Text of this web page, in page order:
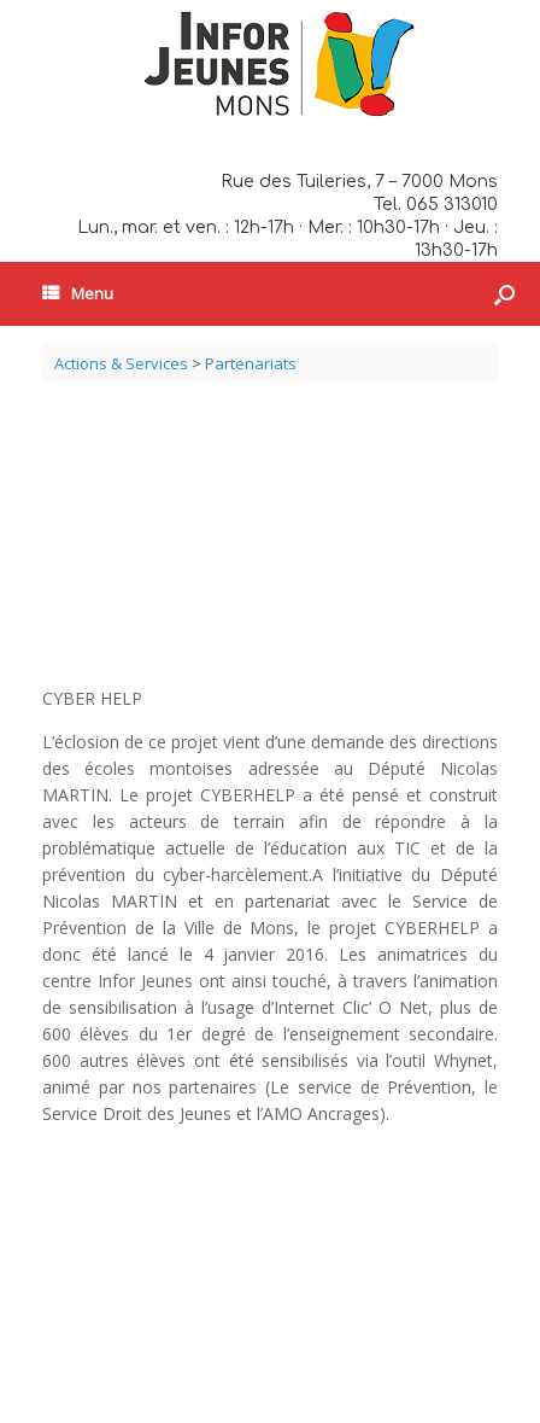
Rue des Tuileries, 7 – 7000 Mons
Tel. 065 313010
Lun., mar. et ven. : 12h-17h · Mer. : 10h30-17h · Jeu. :
13h30-17h
Menu
Actions & Services > Partenariats
CYBER HELP
L’éclosion de ce projet vient d’une demande des directions
des écoles montoises adressée au Député Nicolas
MARTIN. Le projet CYBERHELP a été pensé et construit
avec les acteurs de terrain afin de répondre à la
problématique actuelle de l’éducation aux TIC et de la
prévention du cyber-harcèlement.A l’initiative du Député
Nicolas MARTIN et en partenariat avec le Service de
Prévention de la Ville de Mons, le projet CYBERHELP a
donc été lancé le 4 janvier 2016. Les animatrices du
centre Infor Jeunes ont ainsi touché, à travers l’animation
de sensibilisation à l’usage d’Internet Clic’ O Net, plus de
600 élèves du 1er degré de l’enseignement secondaire.
600 autres élèves ont été sensibilisés via l’outil Whynet,
animé par nos partenaires (Le service de Prévention, le
Service Droit des Jeunes et l’AMO Ancrages).